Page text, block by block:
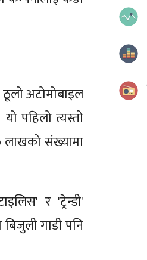
अटोमोबाइल
पहिलो त्यस्तो
लाखको संख्यामा
र 'ट्रेन्डी'
गाडी पनि